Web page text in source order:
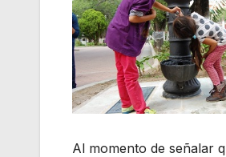
Al momento de señalar